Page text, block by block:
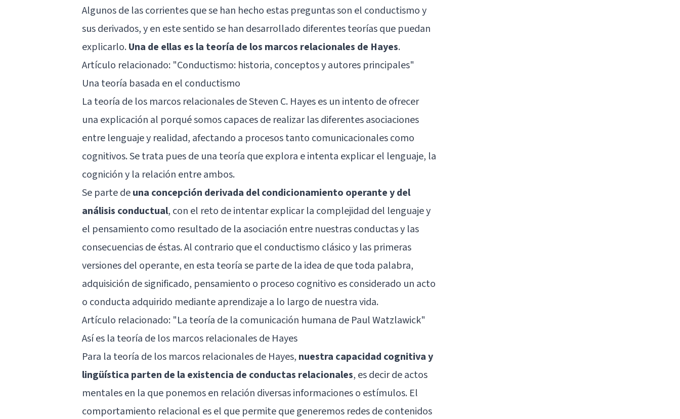
Algunos de las corrientes que se han hecho estas preguntas son el conductismo y
sus derivados, y en este sentido se han desarrollado diferentes teorías que puedan
explicarlo.Una de ellas es la teoría de los marcos relacionales de Hayes.
Artículo relacionado: "Conductismo: historia, conceptos y autores principales"
Una teoría basada en el conductismo
La teoría de los marcos relacionales de Steven C. Hayes es un intento de ofrecer
una explicación al porqué somos capaces de realizar las diferentes asociaciones
entre lenguaje y realidad, afectando a procesos tanto comunicacionales como
cognitivos. Se trata pues de una teoría que explora e intenta explicar el lenguaje, la
cognición y la relación entre ambos.
Se parte deuna concepción derivada del condicionamiento operante y del
análisis conductual, con el reto de intentar explicar la complejidad del lenguaje y
el pensamiento como resultado de la asociación entre nuestras conductas y las
consecuencias de éstas. Al contrario que el conductismo clásico y las primeras
versiones del operante, en esta teoría se parte de la idea de que toda palabra,
adquisición de significado, pensamiento o proceso cognitivo es considerado un acto
o conducta adquirido mediante aprendizaje a lo largo de nuestra vida.
Artículo relacionado: "La teoría de la comunicación humana de Paul Watzlawick"
Así es la teoría de los marcos relacionales de Hayes
Para la teoría de los marcos relacionales de Hayes, nuestra capacidad cognitiva y
lingüística parten de la existencia de conductas relacionales, es decir de actos
mentales en la que ponemos en relación diversas informaciones o estímulos. El
comportamiento relacional es el que permite que generemos redes de contenidos